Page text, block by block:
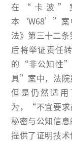
在“卡波”
本‘W68’”案
法》第三十二
后将举证责任
的“非公知性”
具”案中，法院
但是仍然适
为，“不宜要求
秘密与公知信
提供了证明技